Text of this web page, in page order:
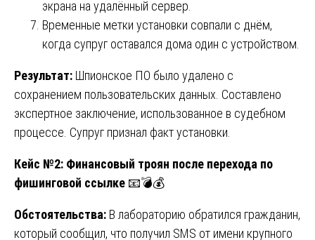
экрана на удалённый сервер.
Временные метки установки совпали с днём,
когда супруг оставался дома один с устройством.
Результат: Шпионское ПО было удалено с
сохранением пользовательских данных. Составлено
экспертное заключение, использованное в судебном
процессе. Супруг признал факт установки.
Кейс №2: Финансовый троян после перехода по
фишинговой ссылке 📧💣💰
Обстоятельства: В лабораторию обратился гражданин,
который сообщил, что получил SMS от имени крупного